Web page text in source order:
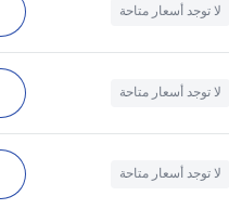
لا توجد أسعار متاحة
لا توجد أسعار متاحة
لا توجد أسعار متاحة